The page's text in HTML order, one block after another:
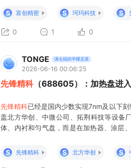
S 富创精密 S 珂玛科技 S
0 1 0
TONGE 满仓搞的半棵韭菜
2026-06-16 00:06:25
先锋精科（688605）：加热盘进
先锋精科已经是国内少数实现7nm及以下
盖北方华创、中微公司、拓荆科技等设备
体、内衬和匀气盘，而是在加热器、涂层
变复杂。中微公司的刻蚀平
S 先锋精科 S 北方华创 S